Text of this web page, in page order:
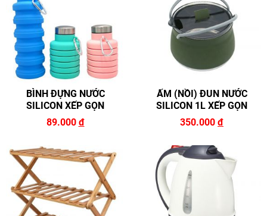
BÌNH ĐỰNG NƯỚC
SILICON XẾP GỌN
89.000 đ
ẤM (NỒI) ĐUN NƯỚC
SILICON 1L XẾP GỌN
350.000 đ